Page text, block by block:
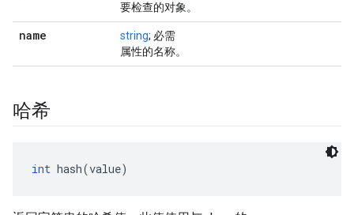
要检查的对象。
name string; 必需
属性的名称。
哈希
int hash(value)